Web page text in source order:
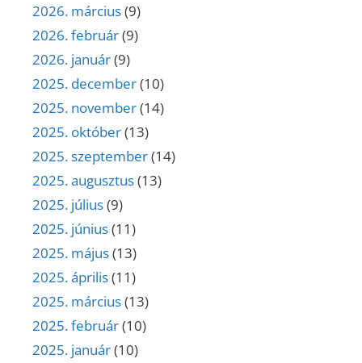
2026. március(9)
2026. február(9)
2026. január(9)
2025. december(10)
2025. november(14)
2025. október(13)
2025. szeptember(14)
2025. augusztus(13)
2025. július(9)
2025. június(11)
2025. május(13)
2025. április(11)
2025. március(13)
2025. február(10)
2025. január(10)